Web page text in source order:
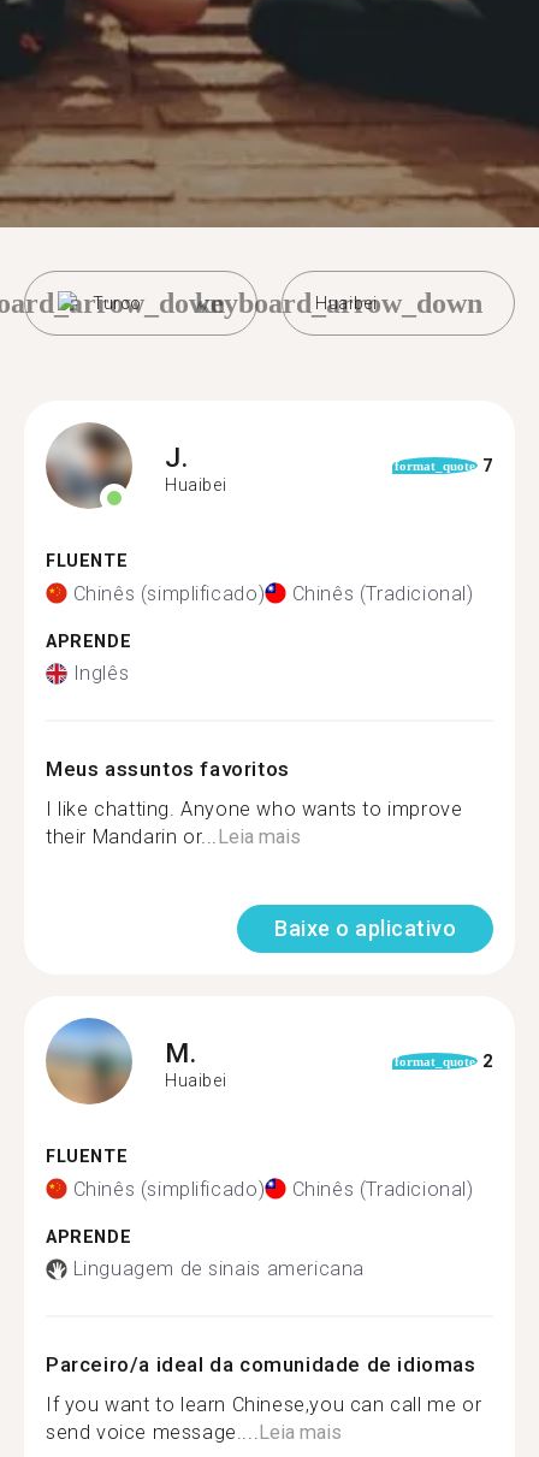
Turco Huaibei
keyboard_arrow_down
J.
Huaibei
format_quote 7
FLUENTE
Chinês (simplificado) Chinês (Tradicional)
APRENDE
Inglês
Meus assuntos favoritos
I like chatting. Anyone who wants to improve
their Mandarin or...Leia mais
Baixe o aplicativo
M.
Huaibei
format_quote 2
FLUENTE
Chinês (simplificado) Chinês (Tradicional)
APRENDE
Linguagem de sinais americana
Parceiro/a ideal da comunidade de idiomas
If you want to learn Chinese,you can call me or
send voice message....Leia mais